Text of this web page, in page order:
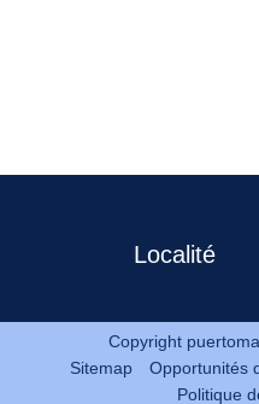
Localité
Copyright
Sitemap
Opportunités
Politique